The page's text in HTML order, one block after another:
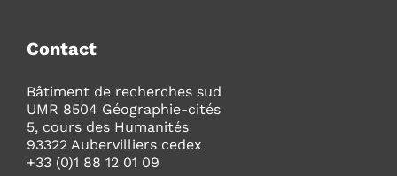
Contact
Bâtiment de recherches sud
UMR 8504 Géographie-cités
5, cours des Humanités
93322 Aubervilliers cedex
+33 (0)1 88 12 01 09